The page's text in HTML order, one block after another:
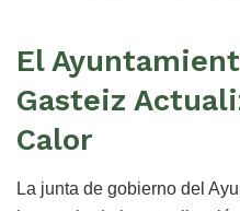
El
Gasteiz
Calor
La junta de gobierno del